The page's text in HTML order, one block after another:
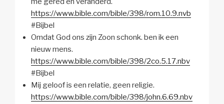
https://www.bible.com/bible/398/rom.10.9.nvb
#Bijbel
Omdat God ons zijn Zoon schonk. ben ik een
nieuw mens.
https://www.bible.com/bible/398/2co.5.17.nbv
#Bijbel
Mij geloof is een relatie, geen religie.
https://www.bible.com/bible/398/john.6.69.nbv